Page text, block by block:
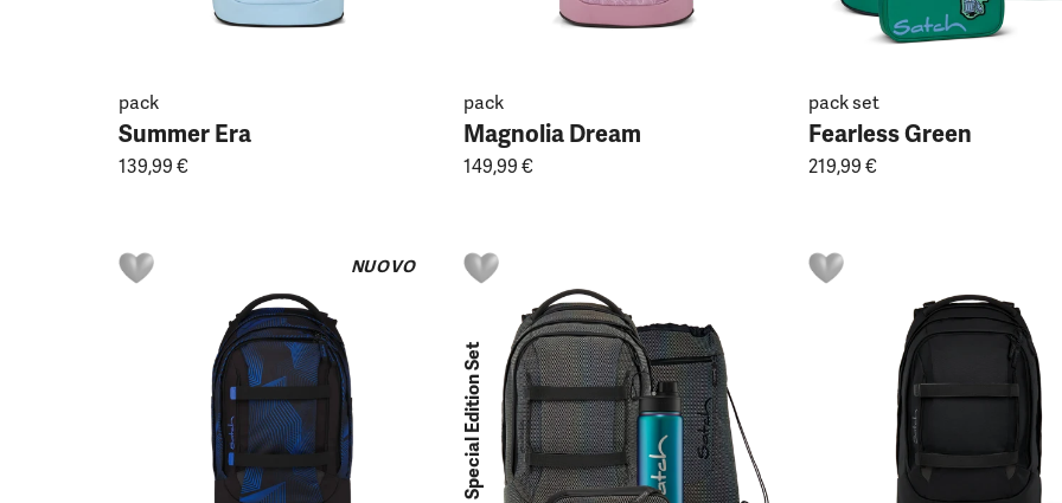
pack
Summer Era
139,99 €
pack
Magnolia Dream
149,99 €
pack set
Fearless Green
219,99 €
NUOVO
Special Edition Set